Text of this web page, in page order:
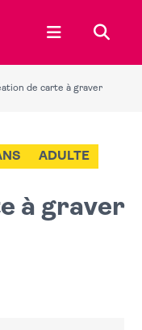
Ouvrir le
de carte à graver
à graver
ADULTE